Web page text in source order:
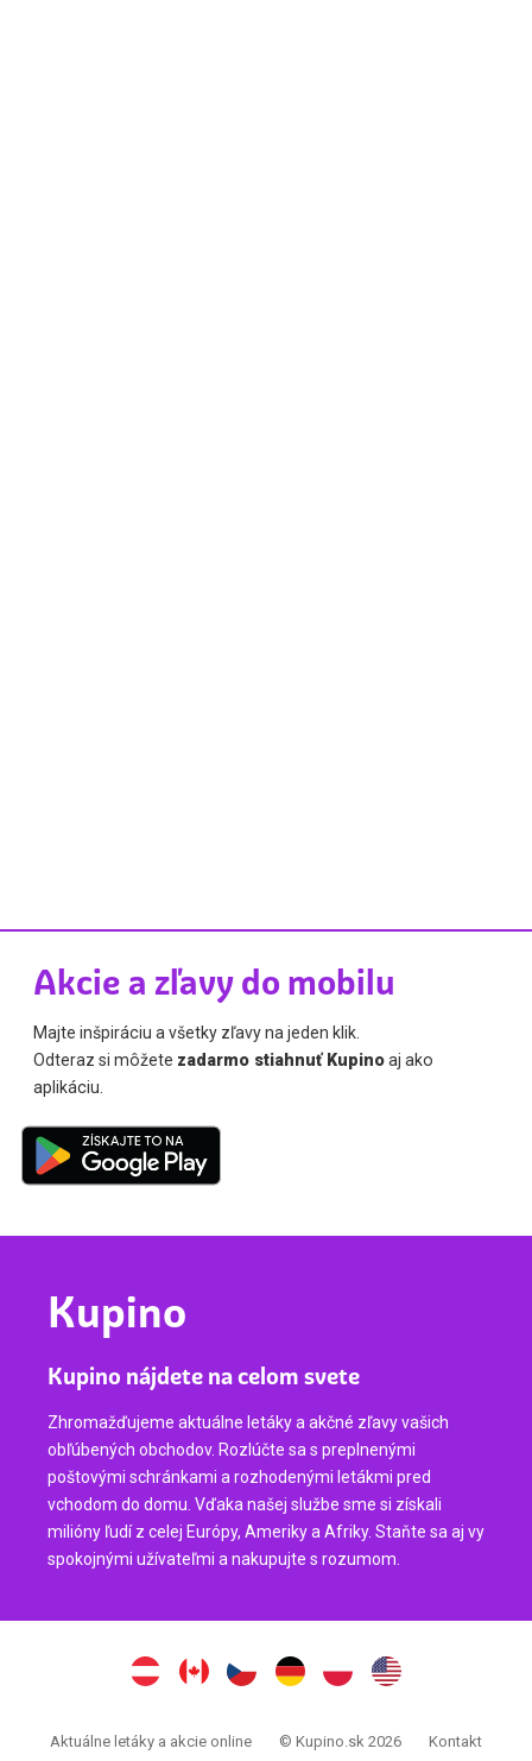
Akcie a zľavy do mobilu
Majte inšpiráciu a všetky zľavy na jeden klik.
Odteraz si môžete zadarmo stiahnuť Kupinoaj ako
aplikáciu.
Kupino
Kupino nájdete na celom svete
Zhromažďujeme aktuálne letáky a akčné zľavy vašich
obľúbených obchodov. Rozlúčte sa s preplnenými
poštovými schránkami a rozhodenými letákmi pred
vchodom do domu. Vďaka našej službe sme si získali
milióny ľudí z celej Európy, Ameriky a Afriky. Staňte sa aj vy
spokojnými užívateľmi a nakupujte s rozumom.
Aktuálne letáky a akcie online © Kupino.sk 2026
Kontakt